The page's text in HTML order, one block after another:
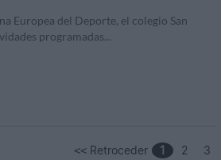
Europea del Deporte, el colegio San
programadas...
Retroceder 1 2 3